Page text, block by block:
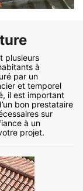
plusieurs
à
par un
et temporel
il est important
bon prestataire
sur
à un
projet.